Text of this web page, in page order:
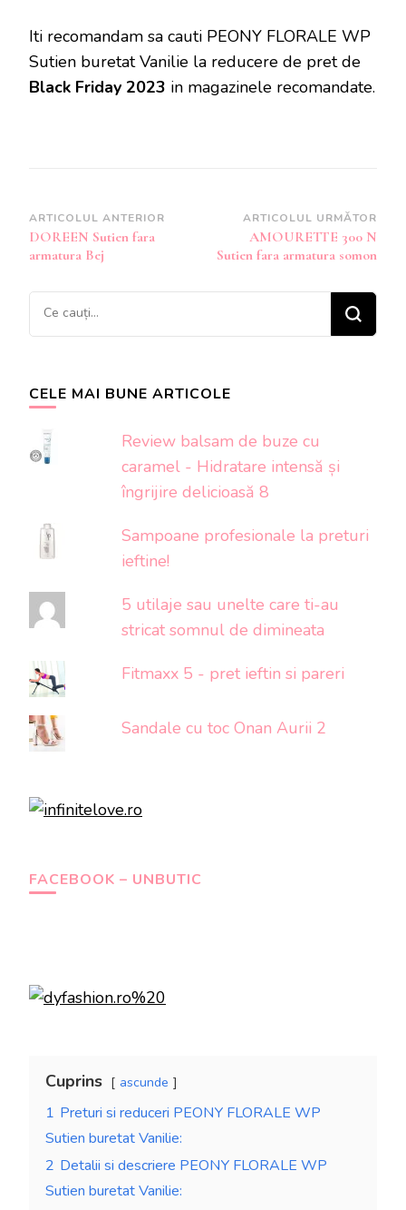
Iti recomandam sa cauti PEONY FLORALE WP
Sutien buretat Vanilie la reducere de pret de
Black Friday 2023 in magazinele recomandate.
Navigare
în
articole
ARTICOLUL ANTERIOR
DOREEN Sutien fara
armatura Bej
ARTICOLUL URMĂTOR
AMOURETTE 300 N
Sutien fara armatura somon
Cauți
ceva?
CELE MAI BUNE ARTICOLE
Review balsam de buze cu
caramel - Hidratare intensă și
îngrijire delicioasă 8
Sampoane profesionale la preturi
ieftine!
5 utilaje sau unelte care ti-au
stricat somnul de dimineata
Fitmaxx 5 - pret ieftin si pareri
Sandale cu toc Onan Aurii 2
FACEBOOK – UNBUTIC
Cuprins ascunde
1 Preturi si reduceri PEONY FLORALE WP
Sutien buretat Vanilie:
2 Detalii si descriere PEONY FLORALE WP
Sutien buretat Vanilie: